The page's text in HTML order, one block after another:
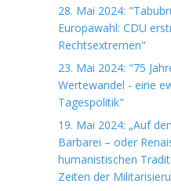
28. Mai 2024:
Europawahl: CDU
Rechtsextremen"
23. Mai 2024: "75
Wertewandel - eine
Tagespolitik"
19. Mai 2024: „Auf
Barbarei – oder
humanistischen
Zeiten der